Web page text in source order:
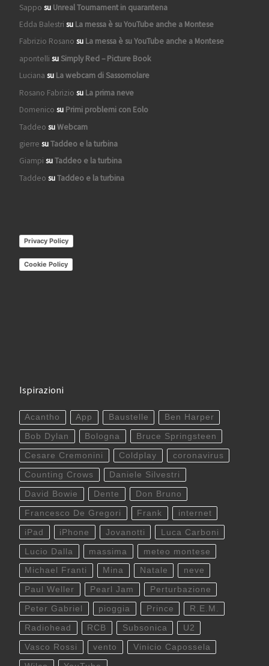
Sappo su Unreal Tournament in quarantena
Edda Balestri su La messa è su YouTube anche a Montese
Fabrizio Rosano su La messa è su YouTube anche a Montese
apontelli suSimply Red – Picture Book
Luciana su La webcam di Sassomolare
Rosano Fabrizio su La prima neve
Domenico su Primi problemi con Eolo
Taddeo suWebcam
gierre suTaddeo e la turbina
Giampi suTaddeo e la turbina
Taddeo suTaddeo e la turbina
Privacy Policy
Cookie Policy
Ispirazioni
Acantho App Baustelle Ben Harper
Bob Dylan Bologna Bruce Springsteen
Cesare Cremonini Coldplay coronavirus
Counting Crows Daniele Silvestri
David Bowie Dente Don Bruno
Francesco De Gregori Frank internet
iPad iPhone Jovanotti Luca Carboni
Lucio Dalla massima meteo montese
Michael Franti Mina Natale neve
Paul Weller Pearl Jam Perturbazione
Peter Gabriel pioggia Prince R.E.M.
Radiohead RCB Subsonica U2
Vasco Rossi vento Vinicio Capossela